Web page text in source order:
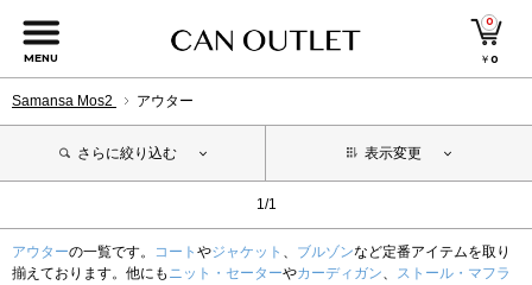
MENU
0
￥0
Samansa Mos2 アウター
さらに絞り込む 表示変更
1/1
アウターの一覧です。 コート やジャケット 、 ブルゾンなど定番アイテムを取り
揃えております。他にも ニット・セーターやカーディガン、 ストール・マフラ